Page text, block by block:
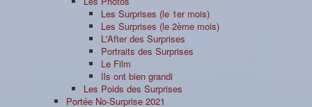
Les Surprises (le 1er mois)
Les Surprises (le 2ème mois)
L'After des Surprises
Portraits des Surprises
Le Film
Ils ont bien grandi
Les Poids des Surprises
Portée No-Surprise 2021